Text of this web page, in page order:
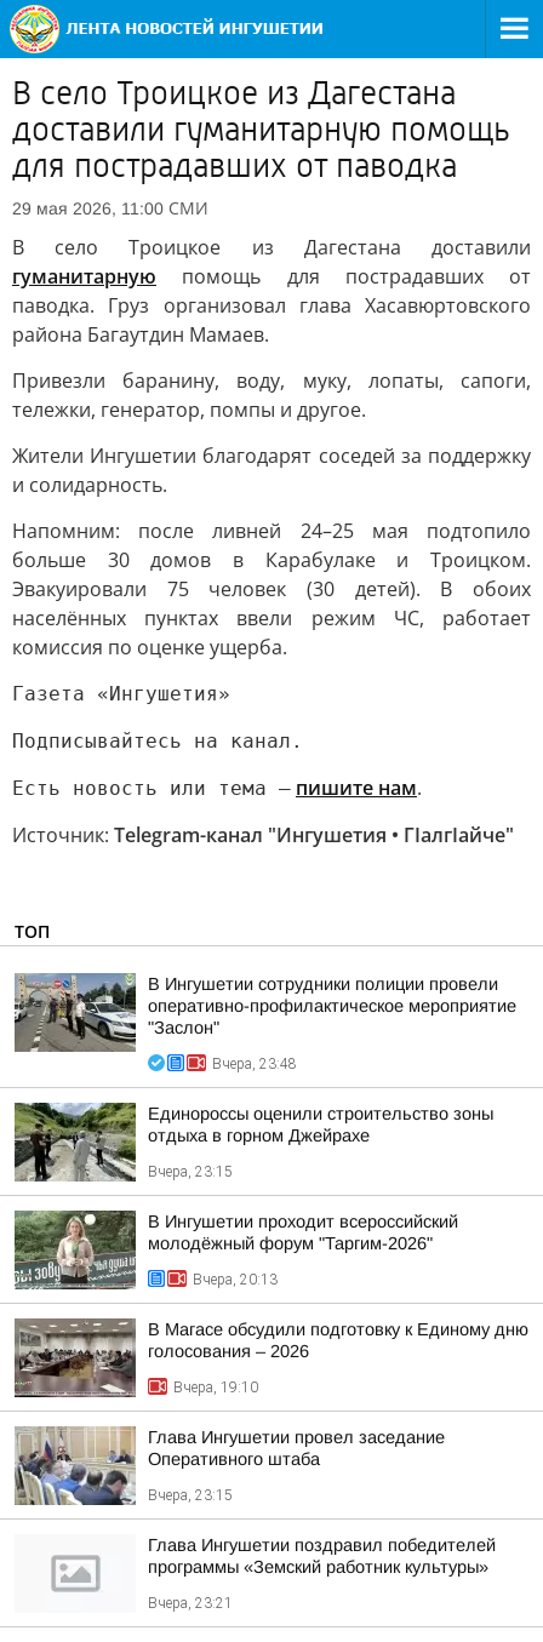
В село Троицкое из Дагестана
доставили гуманитарную помощь
для пострадавших от паводка
29 мая 2026, 11:00 СМИ
В село Троицкое из Дагестана доставили
гуманитарную помощь для пострадавших от
паводка. Груз организовал глава Хасавюртовского
района Багаутдин Мамаев.
Привезли баранину, воду, муку, лопаты, сапоги,
тележки, генератор, помпы и другое.
Жители Ингушетии благодарят соседей за поддержку
и солидарность.
Напомним: после ливней 24–25 мая подтопило
больше 30 домов в Карабулаке и Троицком.
Эвакуировали 75 человек (30 детей). В обоих
населённых пунктах ввели режим ЧС, работает
комиссия по оценке ущерба.
Газета «Ингушетия»
Подписывайтесь на канал.
Есть новость или тема — пишите нам.
Источник: Telegram-канал "Ингушетия • ГIалгIайче"
ТОП
В Ингушетии сотрудники полиции провели
оперативно-профилактическое мероприятие
"Заслон"
Вчера, 23:48
Единороссы оценили строительство зоны
отдыха в горном Джейрахе
Вчера, 23:15
В Ингушетии проходит всероссийский
молодёжный форум "Таргим-2026"
Вчера, 20:13
В Магасе обсудили подготовку к Единому дню
голосования – 2026
Вчера, 19:10
Глава Ингушетии провел заседание
Оперативного штаба
Вчера, 23:15
Глава Ингушетии поздравил победителей
программы «Земский работник культуры»
Вчера, 23:21